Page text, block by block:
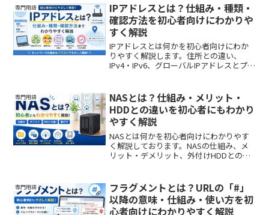
専門用語
IPアドレスとは？仕組み・種類・
確認方法を初心者向けにわかりや
すく解説
IPアドレスとは何かを初心者向けにわか
りやすく解説します。住所との違い、
IPv4・IPv6、グローバルIPアドレスとプラ
専門用語
NASとは？仕組み・メリット・
HDDとの違いを初心者にもわかり
やすく解説
NASとは何かを初心者向けにわかりやす
く解説しております。NASの仕組み、メ
リット・デメリット、外付けHDDとの違
介しております。
専門用語
フラグメントとは？URLの「#」
以降の意味・仕組み・使い方を初
心者向けにわかりやすく解説